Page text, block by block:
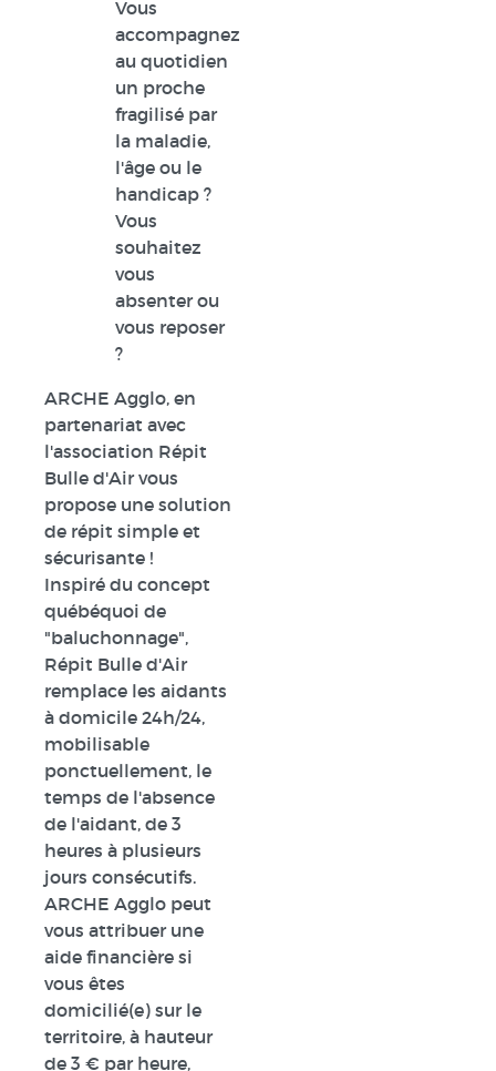
Vous
accompagnez
au quotidien
un proche
fragilisé par
la maladie,
l'âge ou le
handicap ?
Vous
souhaitez
vous
absenter ou
vous reposer
?
ARCHE Agglo, en
partenariat avec
l'association Répit
Bulle d'Air vous
propose une solution
de répit simple et
sécurisante !
Inspiré du concept
québéquoi de
"baluchonnage",
Répit Bulle d'Air
remplace les aidants
à domicile 24h/24,
mobilisable
ponctuellement, le
temps de l'absence
de l'aidant, de 3
heures à plusieurs
jours consécutifs.
ARCHE Agglo peut
vous attribuer une
aide financière si
vous êtes
domicilié(e) sur le
territoire, à hauteur
de 3 € par heure,